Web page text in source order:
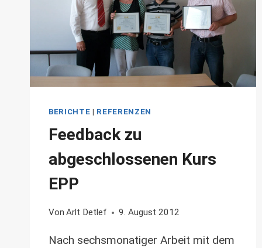
BERICHTE | REFERENZEN
Feedback zu
abgeschlossenen Kurs
EPP
Von Arlt Detlef 9. August 2012
Nach sechsmonatiger Arbeit mit dem